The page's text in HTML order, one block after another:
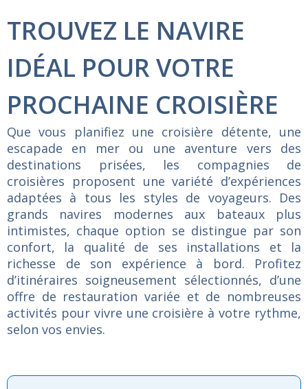
TROUVEZ LE NAVIRE
IDÉAL POUR VOTRE
PROCHAINE CROISIÈRE
Que vous planifiez une croisière détente, une
escapade en mer ou une aventure vers des
destinations prisées, les compagnies de
croisières proposent une variété d’expériences
adaptées à tous les styles de voyageurs. Des
grands navires modernes aux bateaux plus
intimistes, chaque option se distingue par son
confort, la qualité de ses installations et la
richesse de son expérience à bord. Profitez
d’itinéraires soigneusement sélectionnés, d’une
offre de restauration variée et de nombreuses
activités pour vivre une croisière à votre rythme,
selon vos envies.